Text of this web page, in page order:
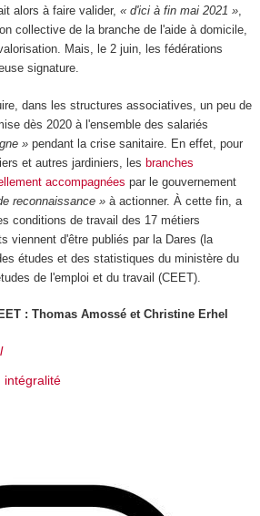
alors à faire valider, « d'ici à fin mai 2021 »,
collective de la branche de l'aide à domicile,
Mais, le 2 juin, les fédérations
signature.
dans les structures associatives, un peu de
dès 2020 à l'ensemble des salariés
»pendant la crise sanitaire. En effet, pour
et autres jardiniers, les branches
accompagnées par le gouvernement
reconnaissance »à actionner. À cette fin, a
conditions de travail des 17 métiers
viennent d'être publiés par la Dares (la
études et des statistiques du ministère du
de l'emploi et du travail (CEET).
: Thomas Amossé et Christine Erhel
intégralité